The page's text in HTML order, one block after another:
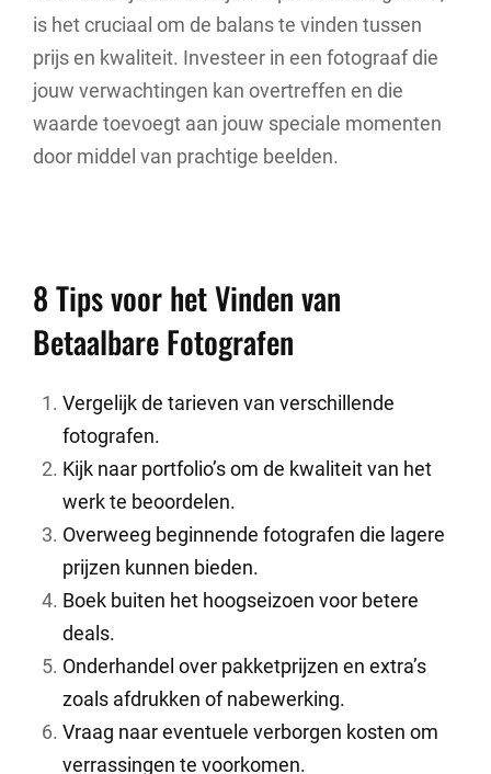
is het cruciaal om de balans te vinden tussen
prijs en kwaliteit. Investeer in een fotograaf die
jouw verwachtingen kan overtreffen en die
waarde toevoegt aan jouw speciale momenten
door middel van prachtige beelden.
8 Tips voor het Vinden van
Betaalbare Fotografen
Vergelijk de tarieven van verschillende
fotografen.
Kijk naar portfolio’s om de kwaliteit van het
werk te beoordelen.
Overweeg beginnende fotografen die lagere
prijzen kunnen bieden.
Boek buiten het hoogseizoen voor betere
deals.
Onderhandel over pakketprijzen en extra’s
zoals afdrukken of nabewerking.
Vraag naar eventuele verborgen kosten om
verrassingen te voorkomen.